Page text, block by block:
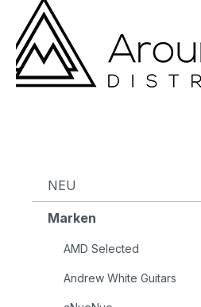
NEU
Marken
AMD Selected
Andrew White Guitars